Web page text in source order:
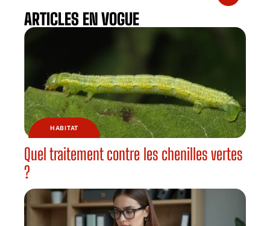
ARTICLES EN VOGUE
HABITAT
Quel traitement contre les chenilles vertes
?